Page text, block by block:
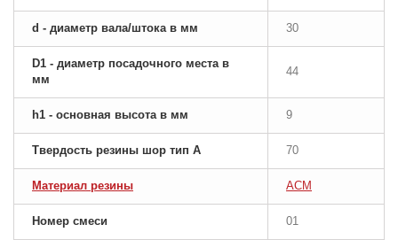
d - диаметр вала/штока в мм 30
D1 - диаметр посадочного места в
мм
44
h1 - основная высота в мм 9
Твердость резины шор тип A 70
Материал резины ACM
Номер смеси 01